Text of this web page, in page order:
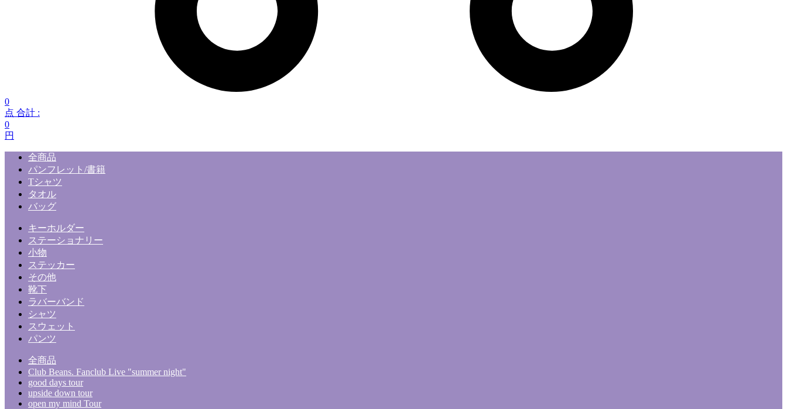
0
点 合計 :
0
円
全商品
パンフレット/書籍
Tシャツ
タオル
バッグ
キーホルダー
ステーショナリー
小物
ステッカー
その他
靴下
ラバーバンド
シャツ
スウェット
パンツ
全商品
Club Beans. Fanclub Live "summer night"
good days tour
upside down tour
open my mind Tour